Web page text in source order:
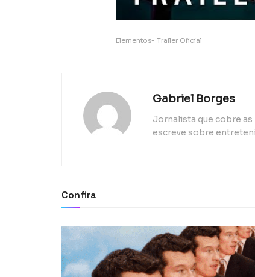
Elementos- Trailer Oficial
Gabriel Borges
Jornalista que cobre
escreve sobre
Confira